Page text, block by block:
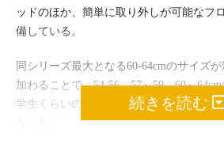
ッドのほか、簡単に取り外しが可能なフ
備している。
同シリーズ最大となる60-64cmのサイズ
加わることで、54-56、57～59、60～
学生くらいの子どもから大人まで幅広い
続きを読む